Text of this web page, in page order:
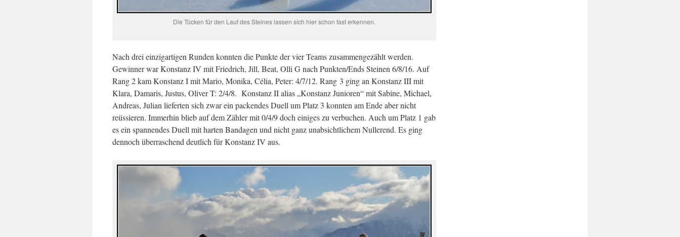
Die Tücken für den Lauf des Steines lassen sich hier schon fast erkennen.
Nach drei einzigartigen Runden konnten die Punkte der vier Teams zusammengezählt werden.
Gewinner war Konstanz IV mit Friedrich, Jill, Beat, Olli G nach Punkten/Ends Steinen 6/8/16. Auf
Rang 2 kam Konstanz I mit Mario, Monika, Célia, Peter: 4/7/12. Rang 3 ging an Konstanz III mit
Klara, Damaris, Justus, Oliver T: 2/4/8. Konstanz II alias „Konstanz Junioren“ mit Sabine, Michael,
Andreas, Julian lieferten sich zwar ein packendes Duell um Platz 3 konnten am Ende aber nicht
reüssieren. Immerhin blieb auf dem Zähler mit 0/4/9 doch einiges zu verbuchen. Auch um Platz 1 gab
es ein spannendes Duell mit harten Bandagen und nicht ganz unabsichtlichem Nullerend. Es ging
dennoch überraschend deutlich für Konstanz IV aus.